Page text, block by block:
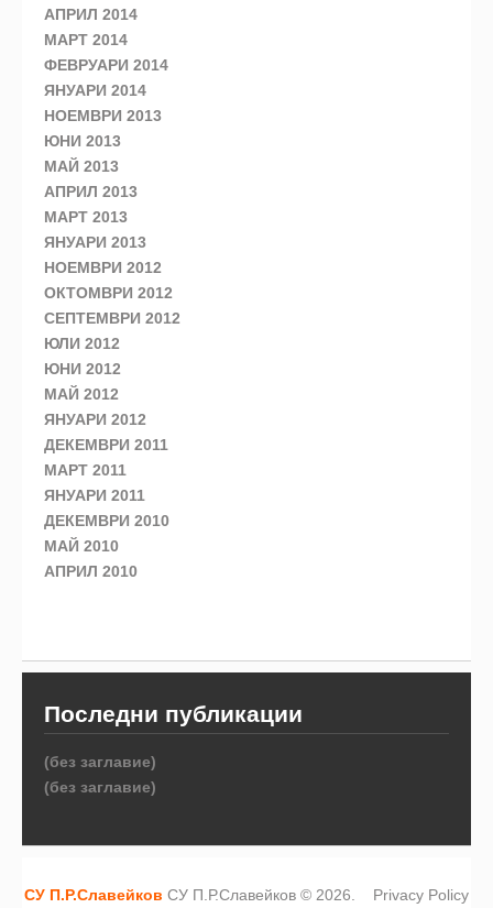
АПРИЛ 2014
МАРТ 2014
ФЕВРУАРИ 2014
ЯНУАРИ 2014
НОЕМВРИ 2013
ЮНИ 2013
МАЙ 2013
АПРИЛ 2013
МАРТ 2013
ЯНУАРИ 2013
НОЕМВРИ 2012
ОКТОМВРИ 2012
СЕПТЕМВРИ 2012
ЮЛИ 2012
ЮНИ 2012
МАЙ 2012
ЯНУАРИ 2012
ДЕКЕМВРИ 2011
МАРТ 2011
ЯНУАРИ 2011
ДЕКЕМВРИ 2010
МАЙ 2010
АПРИЛ 2010
Последни публикации
(без заглавие)
(без заглавие)
СУ П.Р.Славейков СУ П.Р.Славейков © 2026. Privacy Policy